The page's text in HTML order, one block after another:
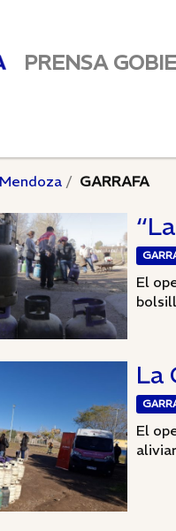
PRENSA
GARRAFA
El
La
El